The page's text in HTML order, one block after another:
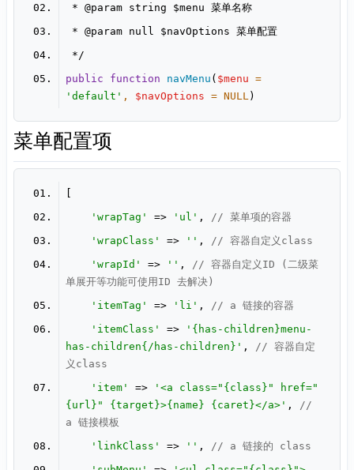
* @param
* @param
public
function navMenu ( $menu
'default' , $navOptions = NULL )
菜单配置项
'wrapTag'
=> 'ul' ,
// 菜单项的容器
'wrapClass'
=> '' ,
// 容器自定义class
'wrapId'
=> '' ,
// 容器自定义ID (二级菜
单展开等功能可使用ID 去解决)
'itemTag'
=> 'li' ,
// a 链接的容器
'itemClass'
=>
'{has-children}menu-
has-children{/has-children}' ,
// 容器自定
义class
'item'
=>
'<a class="{class}" href="
{url}" {target}>{name} {caret}</a>' ,
//
a 链接模板
'linkClass'
=> '' ,
// a 链接的 class